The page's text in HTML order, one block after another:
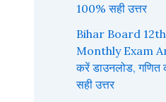
100% सही उत्तर
Bihar Board
Monthly Exam
करें डाउनलोड, गणित
सही उत्तर